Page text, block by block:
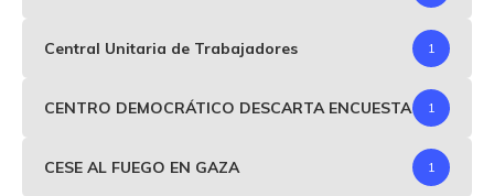
Central Unitaria de Trabajadores 1
CENTRO DEMOCRÁTICO DESCARTA ENCUESTA 1
CESE AL FUEGO EN GAZA 1